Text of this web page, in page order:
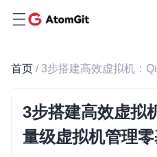
首页
3步搭建高效虚拟
量级虚拟机管理